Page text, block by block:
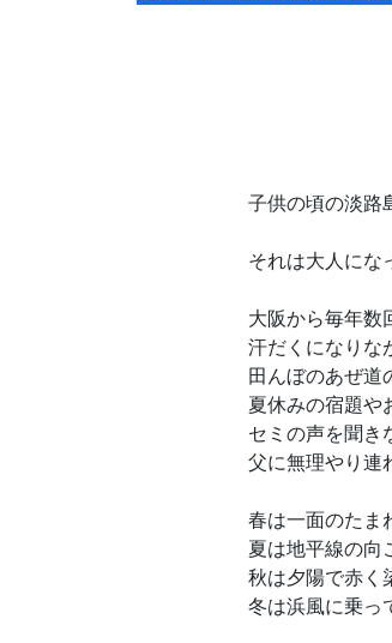
子供の頃の淡路
それは大人にな
大阪から毎年数
汗だくになりな
田んぼのあぜ道
夏休みの宿題や
セミの声を聞き
父に無理やり連
春は一面のたま
夏は地平線の向
秋は夕陽で赤く
冬は浜風に乗っ